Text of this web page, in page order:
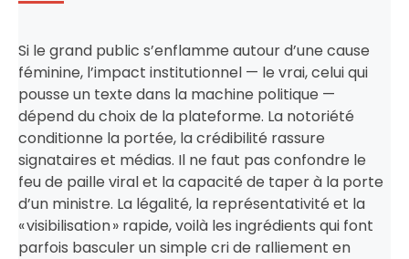
Si le grand public s’enflamme autour d’une cause
féminine, l’impact institutionnel — le vrai, celui qui
pousse un texte dans la machine politique —
dépend du choix de la plateforme. La notoriété
conditionne la portée, la crédibilité rassure
signataires et médias. Il ne faut pas confondre le
feu de paille viral et la capacité de taper à la porte
d’un ministre. La légalité, la représentativité et la
« visibilisation » rapide, voilà les ingrédients qui font
parfois basculer un simple cri de ralliement en